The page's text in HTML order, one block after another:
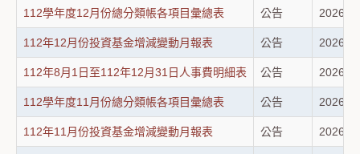
112學年度12月份總分類帳各項目彙總表 公告 2026-
112年12月份投資基金增減變動月報表 公告 2026-
112年8月1日至112年12月31日人事費明細表 公告 2026-
112學年度11月份總分類帳各項目彙總表 公告 2026-
112年11月份投資基金增減變動月報表 公告 2026-